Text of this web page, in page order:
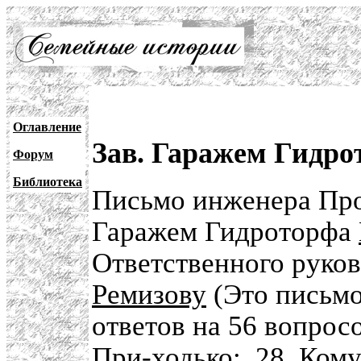
Оглавление
Форум
Библиотека
Зав. Гаражем
Письмо инженера
Гаражем Гидроторфа
Ответственного
Ремизову (Это
ответов на 56